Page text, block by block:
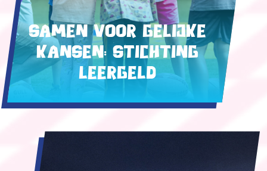
Samen voor gelijke
kansen: Stichting
Leergeld